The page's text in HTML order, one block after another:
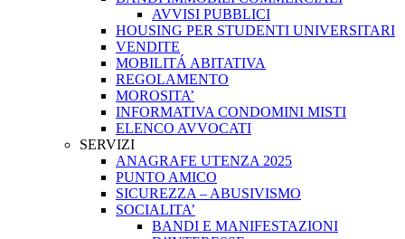
AVVISI PUBBLICI
HOUSING PER STUDENTI UNIVERSITARI
VENDITE
MOBILITÁ ABITATIVA
REGOLAMENTO
MOROSITA’
INFORMATIVA CONDOMINI MISTI
ELENCO AVVOCATI
SERVIZI
ANAGRAFE UTENZA 2025
PUNTO AMICO
SICUREZZA – ABUSIVISMO
SOCIALITA’
BANDI E MANIFESTAZIONI